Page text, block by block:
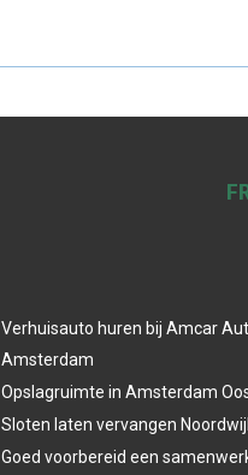
R
Verhuisauto huren bij Amcar
Amsterdam
Opslagruimte in Amsterdam
Sloten laten vervangen
Goed voorbereid een